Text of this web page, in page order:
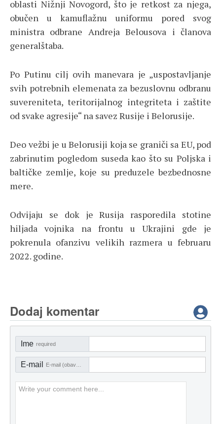
oblasti Nižnji Novogord, što je retkost za njega,
obučen u kamuflažnu uniformu pored svog
ministra odbrane Andreja Belousova i članova
generalštaba.
Po Putinu cilj ovih manevara je „uspostavljanje
svih potrebnih elemenata za bezuslovnu odbranu
suvereniteta, teritorijalnog integriteta i zaštite
od svake agresije“ na savez Rusije i Belorusije.
Deo vežbi je u Belorusiji koja se graniči sa EU, pod
zabrinutim pogledom suseda kao što su Poljska i
baltičke zemlje, koje su preduzele bezbednosne
mere.
Odvijaju se dok je Rusija rasporedila stotine
hiljada vojnika na frontu u Ukrajini gde je
pokrenula ofanzivu velikih razmera u februaru
2022. godine.
Dodaj komentar
Ime required
E-mail